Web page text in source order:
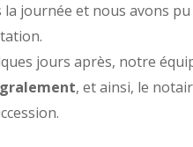
la journée et nous avons
jours après, notre
, et ainsi, le